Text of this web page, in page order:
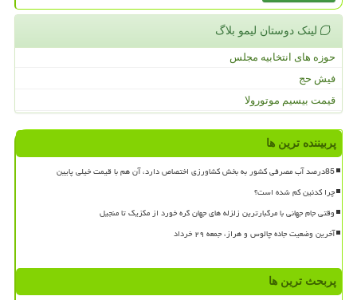
لینک دوستان لیمو بلاگ
حوزه های انتخابیه مجلس
فیش حج
قیمت بیسیم موتورولا
پربیننده ترین ها
85درصد آب مصرفی کشور به بخش کشاورزی اختصاص دارد، آن هم با قیمت خیلی پایین
چرا کدئین کم شده است؟
وقتی جام جهانی با مرگبارترین زلزله های جهان گره خورد از مکزیک تا منجیل
آخرین وضعیت جاده چالوس و هراز، جمعه ۲۹ خرداد
پربحث ترین ها